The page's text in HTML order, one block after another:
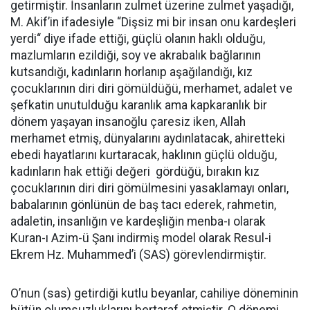
getirmiştir. İnsanların zulmet üzerine zulmet yaşadığı,
M. Akif’in ifadesiyle “Dişsiz mi bir insan onu kardeşleri
yerdi“ diye ifade ettiği, güçlü olanın haklı olduğu,
mazlumların ezildiği, soy ve akrabalık bağlarının
kutsandığı, kadınların horlanıp aşağılandığı, kız
çocuklarının diri diri gömüldüğü, merhamet, adalet ve
şefkatin unutulduğu karanlık ama kapkaranlık bir
dönem yaşayan insanoğlu çaresiz iken, Allah
merhamet etmiş, dünyalarını aydınlatacak, ahiretteki
ebedi hayatlarını kurtaracak, haklının güçlü olduğu,
kadınların hak ettiği değeri gördüğü, bırakın kız
çocuklarının diri diri gömülmesini yasaklamayı onları,
babalarının gönlünün de baş tacı ederek, rahmetin,
adaletin, insanlığın ve kardeşliğin menba-ı olarak
Kuran-ı Azim-ü Şanı indirmiş model olarak Resul-i
Ekrem Hz. Muhammed’i (SAS) görevlendirmiştir.
O’nun (sas) getirdiği kutlu beyanlar, cahiliye döneminin